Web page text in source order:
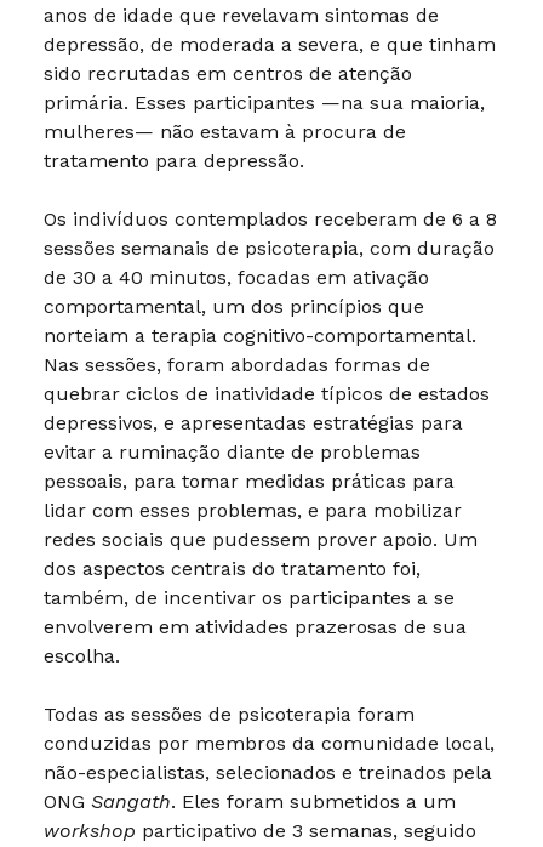
anos de idade que revelavam sintomas de
depressão, de moderada a severa, e que tinham
sido recrutadas em centros de atenção
primária. Esses participantes —na sua maioria,
mulheres— não estavam à procura de
tratamento para depressão.
Os indivíduos contemplados receberam de 6 a 8
sessões semanais de psicoterapia, com duração
de 30 a 40 minutos, focadas em ativação
comportamental, um dos princípios que
norteiam a terapia cognitivo-comportamental.
Nas sessões, foram abordadas formas de
quebrar ciclos de inatividade típicos de estados
depressivos, e apresentadas estratégias para
evitar a ruminação diante de problemas
pessoais, para tomar medidas práticas para
lidar com esses problemas, e para mobilizar
redes sociais que pudessem prover apoio. Um
dos aspectos centrais do tratamento foi,
também, de incentivar os participantes a se
envolverem em atividades prazerosas de sua
escolha.
Todas as sessões de psicoterapia foram
conduzidas por membros da comunidade local,
não-especialistas, selecionados e treinados pela
ONG Sangath. Eles foram submetidos a um
workshop participativo de 3 semanas, seguido